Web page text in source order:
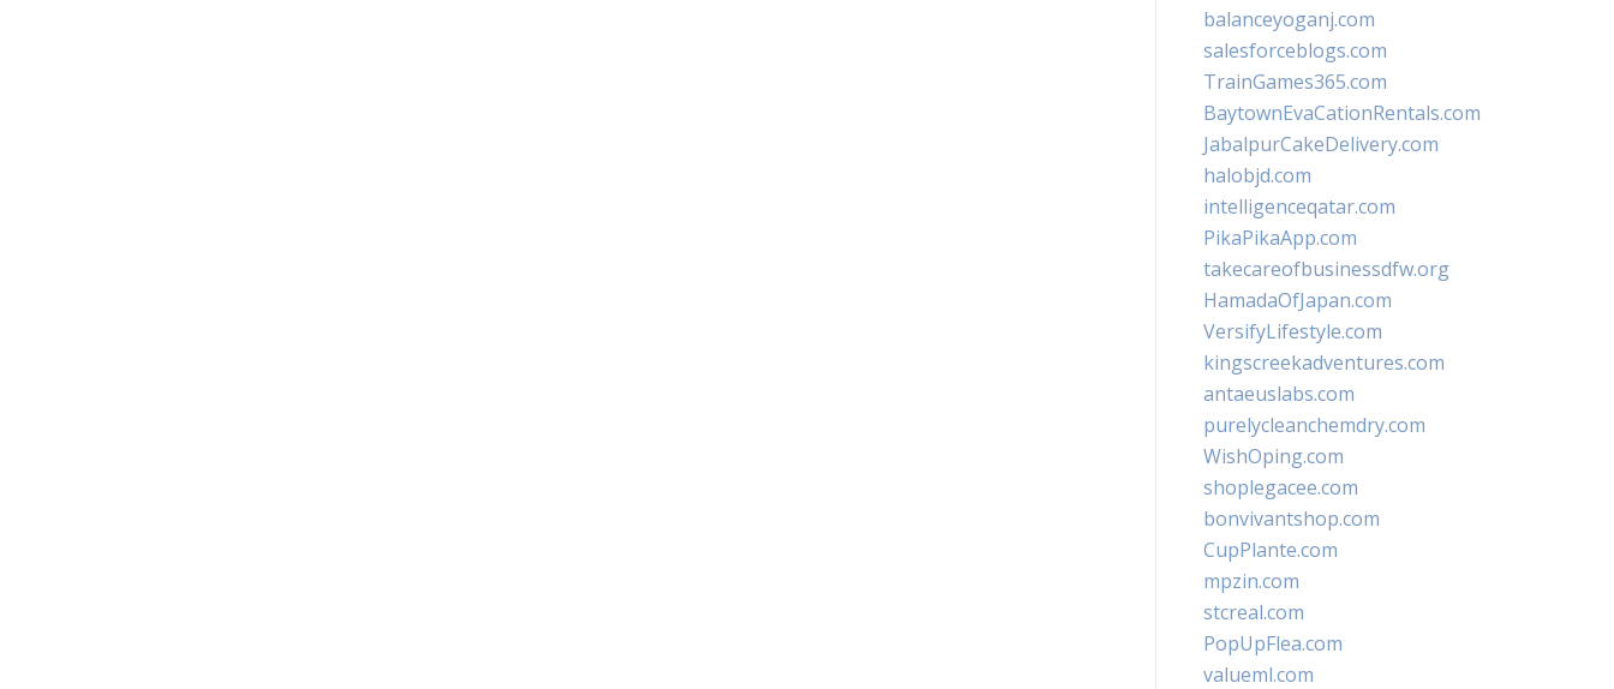
balanceyoganj.com
salesforceblogs.com
TrainGames365.com
BaytownEvaCationRentals.com
JabalpurCakeDelivery.com
halobjd.com
intelligenceqatar.com
PikaPikaApp.com
takecareofbusinessdfw.org
HamadaOfJapan.com
VersifyLifestyle.com
kingscreekadventures.com
antaeuslabs.com
purelycleanchemdry.com
WishOping.com
shoplegacee.com
bonvivantshop.com
CupPlante.com
mpzin.com
stcreal.com
PopUpFlea.com
valueml.com